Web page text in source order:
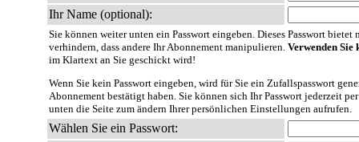
Ihr Name (optional):
Sie können weiter unten ein Passwort eingeben. Dieses Passwort
verhindern, dass andere Ihr Abonnement manipulieren. Verwenden Sie
im Klartext an Sie geschickt wird!
Wenn Sie kein Passwort eingeben, wird für Sie ein Zufallspasswort
Abonnement bestätigt haben. Sie können sich Ihr Passwort jederzeit
unten die Seite zum ändern Ihrer persönlichen Einstellungen aufrufen.
Wählen Sie ein Passwort: